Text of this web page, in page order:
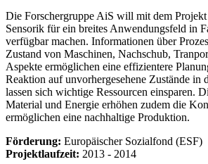
Die Forschergruppe AiS will mit dem
Sensorik für ein breites Anwendungsfeld in
verfügbar machen. Informationen über
Zustand von Maschinen, Nachschub,
Aspekte ermöglichen eine effizientere
Reaktion auf unvorhergesehene Zustände in
lassen sich wichtige Ressourcen einsparen.
Material und Energie erhöhen zudem die
ermöglichen eine nachhaltige Produktion.
Förderung: Europäischer Sozialfond (ESF)
Projektlaufzeit: 2013 - 2014